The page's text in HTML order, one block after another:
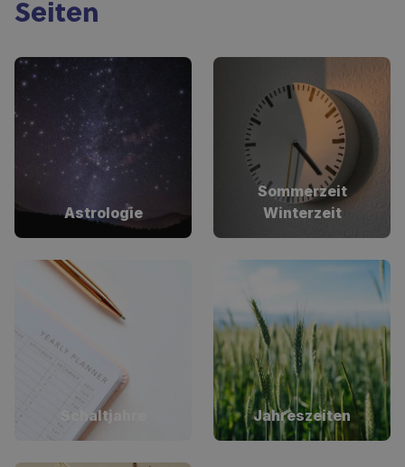
Seiten
Astrologie
Sommerzeit
Winterzeit
Schaltjahre Jahreszeiten